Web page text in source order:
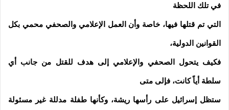
في تلك اللحظة
التي تم قتلها فيها، خاصة وأن العمل الإعلامي والصحفي محمي بكل
القوانين الدولية،
فكيف يتحول الصحفي والإعلامي إلى هدف للقتل من جانب أي
سلطة أياً كانت، فإلى متى
ستظل إسرائيل على رأسها ريشة، وكأنها طفلة مدللة غير مسئولة